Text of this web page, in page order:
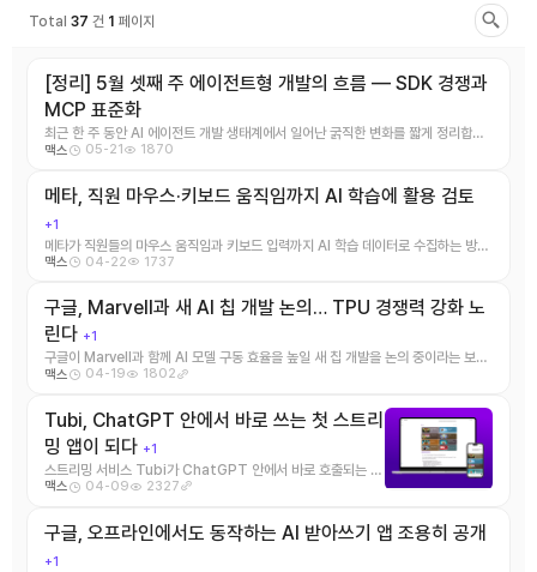
Total 37 건 1 페이지
[정리] 5월 셋째 주 에이전트형 개발의 흐름 — SDK 경쟁과
MCP 표준화
최근 한 주 동안 AI 에이전트 개발 생태계에서 일어난 굵직한 변화를 짧게 정리합니
다. 1\. 에이전트 SD ...
맥스 05-21 1870
메타, 직원 마우스·키보드 움직임까지 AI 학습에 활용 검토
+1
메타가 직원들의 마우스 움직임과 키보드 입력까지 AI 학습 데이터로 수집하는 방안
을 검토 중이라는 보도가 나 ...
맥스 04-22 1737
구글, Marvell과 새 AI 칩 개발 논의… TPU 경쟁력 강화 노
린다 +1
구글이 Marvell과 함께 AI 모델 구동 효율을 높일 새 칩 개발을 논의 중이라는 보도
가 나왔습니다. R ...
맥스 04-19 1802
Tubi, ChatGPT 안에서 바로 쓰는 첫 스트리
밍 앱이 되다 +1
스트리밍 서비스 Tubi가 ChatGPT 안에서 바로 호출되는 첫
번째 앱이 됐습니다. 이제 사용자는 챗GP ...
맥스 04-09 2327
구글, 오프라인에서도 동작하는 AI 받아쓰기 앱 조용히 공개
+1